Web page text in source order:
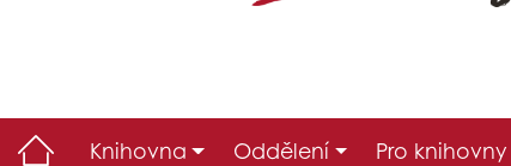
Knihovna Oddělení Pro knihovny